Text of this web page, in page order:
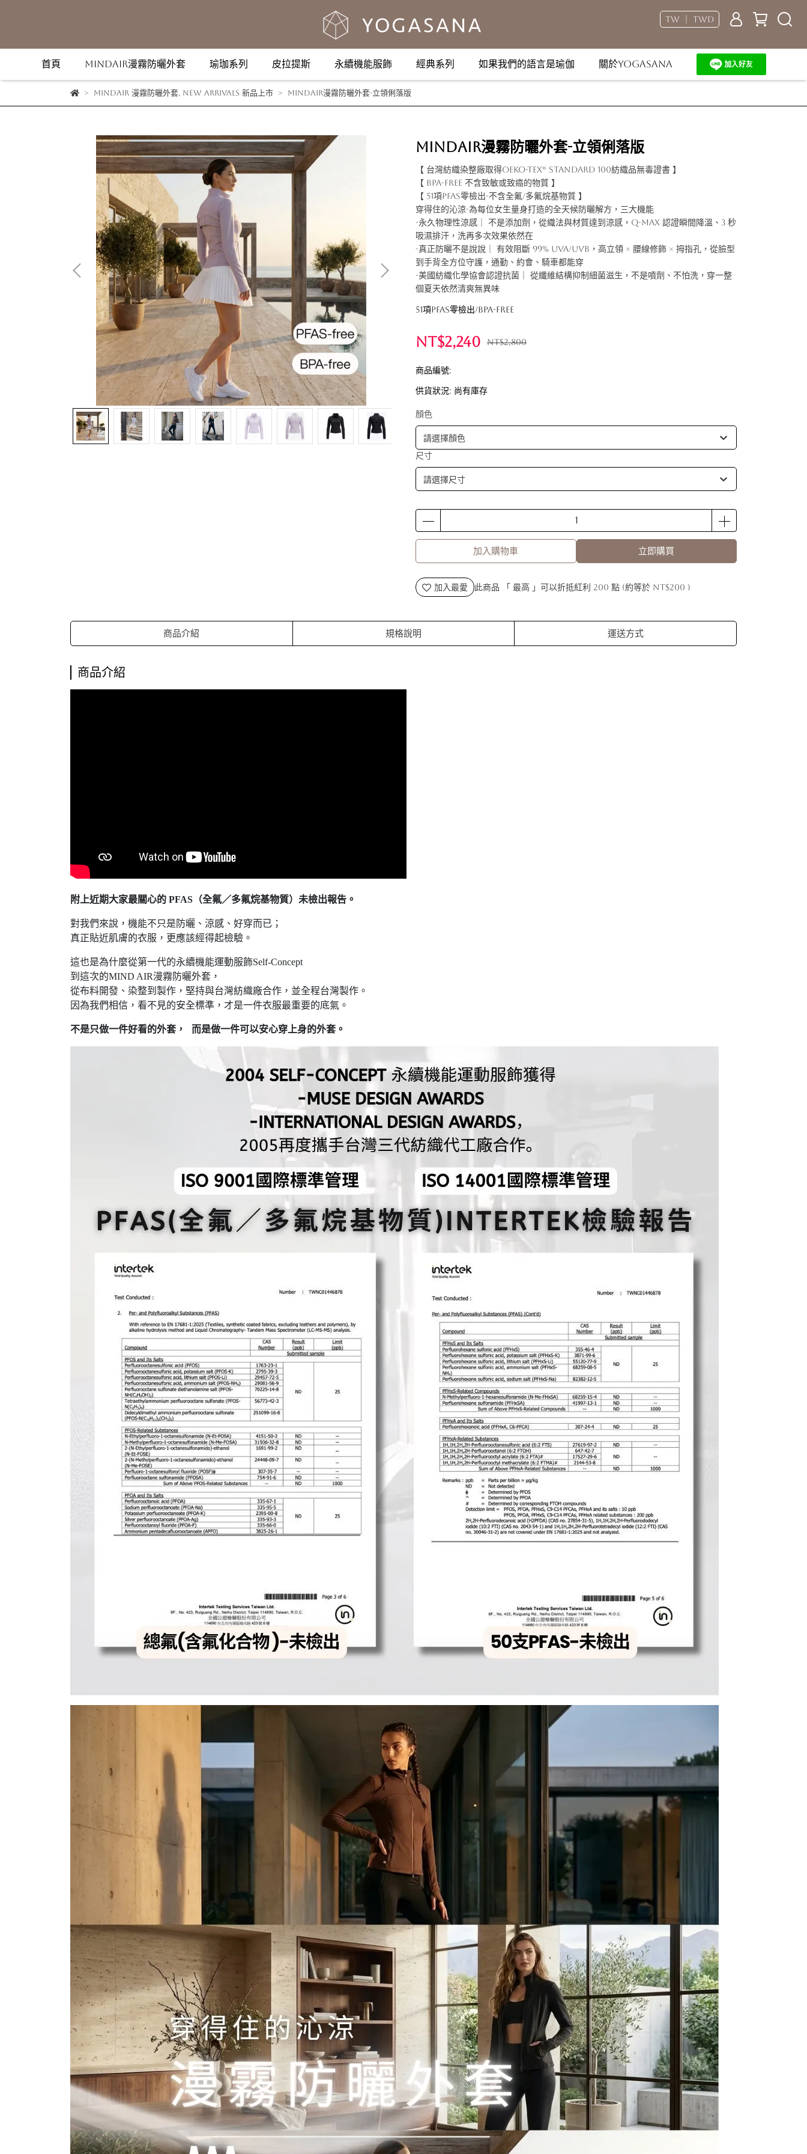
TW ｜ TWD
首頁 MindAir漫霧防曬外套 瑜珈系列 皮拉提斯 永續機能服飾 經典系列 如果我們的語言是瑜伽 關於YOGASANA
MindAir 漫霧防曬外套, New Arrivals 新品上市 MindAir漫霧防曬外套-立領俐落版
MindAir漫霧防曬外套-立領俐落版
【 台灣紡織染整廠取得OEKO-TEX® Standard 100紡織品無毒證書 】
【 BPA-free 不含致敏或致癌的物質 】
【 51項PFAS零檢出-不含全氟/多氟烷基物質 】
穿得住的沁涼-為每位女生量身打造的全天候防曬解方，三大機能
-永久物理性涼感｜ 不是添加劑，從織法與材質達到涼感，Q-max 認證瞬間降溫、3 秒
吸濕排汗，洗再多次效果依然在
-真正防曬不是說說｜ 有效阻斷 99% UVA/UVB，高立領 × 腰線修飾 × 拇指孔，從臉型
到手背全方位守護，通勤、約會、騎車都能穿
-美國紡織化學協會認證抗菌｜ 從纖維結構抑制細菌滋生，不是噴劑、不怕洗，穿一整
個夏天依然清爽無異味
51項PFAS零檢出/BPA-free
NT$2,240 NT$2,800
商品編號:
供貨狀況: 尚有庫存
顏色
尺寸
加入購物車 立即購買
加入最愛 此商品 「 最高 」可以折抵紅利 200 點 (約等於 NT$200 )
商品介紹 規格說明 運送方式
商品介紹
附上近期大家最關心的 PFAS（全氟／多氟烷基物質）未檢出報告。
對我們來說，機能不只是防曬、涼感、好穿而已；
真正貼近肌膚的衣服，更應該經得起檢驗。
這也是為什麼從第一代的永續機能運動服飾Self-Concept
到這次的MIND AIR漫霧防曬外套，
從布料開發、染整到製作，堅持與台灣紡織廠合作，並全程台灣製作。
因為我們相信，看不見的安全標準，才是一件衣服最重要的底氣。
不是只做一件好看的外套， 而是做一件可以安心穿上身的外套。